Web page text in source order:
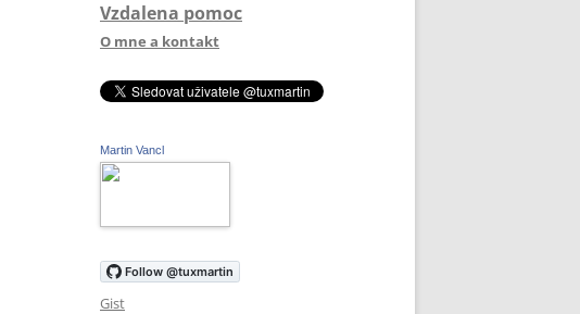
Vzdalena pomoc
O mne a kontakt
Martin Vancl
Gist